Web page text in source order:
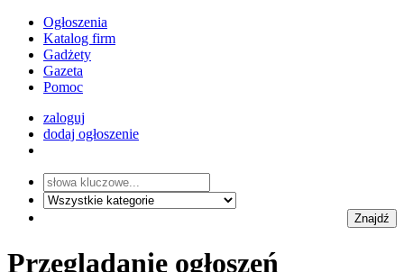
Ogłoszenia
Katalog firm
Gadżety
Gazeta
Pomoc
zaloguj
dodaj ogłoszenie
Przeglądanie ogłoszeń